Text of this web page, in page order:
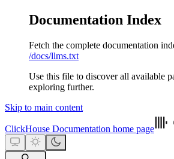
Documentation Index
Fetch the complete documentation
/docs/llms.txt
Use this file to discover all available
exploring further.
Skip to main content
ClickHouse Documentation home page